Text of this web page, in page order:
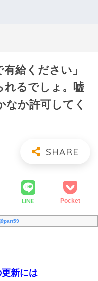
給ください」
れるでしょ。嘘
か許可してく
LINE Pocket
part59
新には